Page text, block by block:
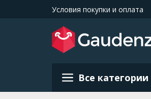
Условия покупки и оплата
Все категории